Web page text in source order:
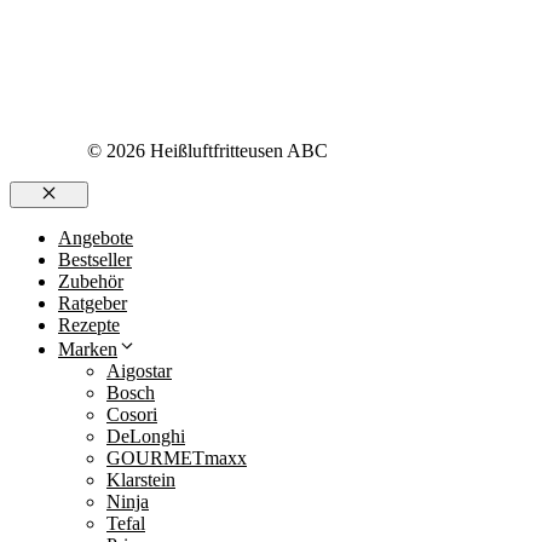
© 2026 Heißluftfritteusen ABC
Schließen
Angebote
Bestseller
Zubehör
Ratgeber
Rezepte
Marken
Aigostar
Bosch
Cosori
DeLonghi
GOURMETmaxx
Klarstein
Ninja
Tefal